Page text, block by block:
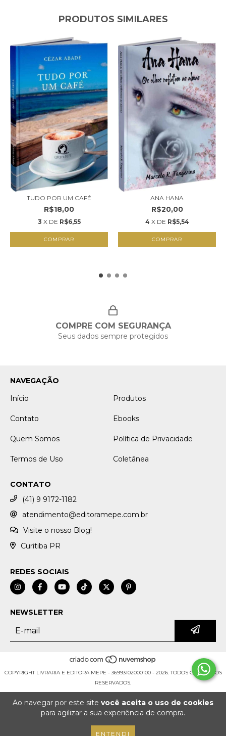
Ao navegar por este site você aceita o uso de cookies
para agilizar a sua experiência de compra.
ENTENDI
PRODUTOS SIMILARES
TUDO POR UM CAFÉ
R$18,00
3 X DE R$6,55
COMPRAR
ANA HANA
R$20,00
4 X DE R$5,54
COMPRAR
COMPRE COM SEGURANÇA
Seus dados sempre protegidos
NAVEGAÇÃO
Início
Produtos
Contato Ebooks
Quem Somos Política de Privacidade
Termos de Uso Coletânea
CONTATO
(41) 9 9172-1182
atendimento@editoramepe.com.br
Visite o nosso Blog!
Curitiba PR
REDES SOCIAIS
NEWSLETTER
COPYRIGHT LIVRARIA E EDITORA MEPE - 36993102000100 - 2026. TODOS OS DIREITOS
RESERVADOS.